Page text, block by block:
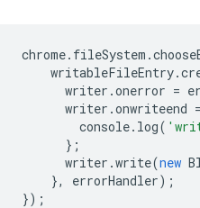
chrome. fileSystem .
writableFileEntry.
writer .onerror =
writer .onwriteend =
console. log(
};
writer .write(new
},
errorHandler);
});